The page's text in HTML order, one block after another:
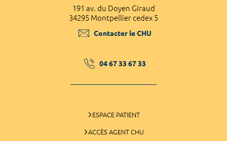
191 av. du Doyen Giraud
34295 Montpellier cedex 5
Contacter le CHU
04 67 33 67 33
ESPACE PATIENT
ACCÈS AGENT CHU